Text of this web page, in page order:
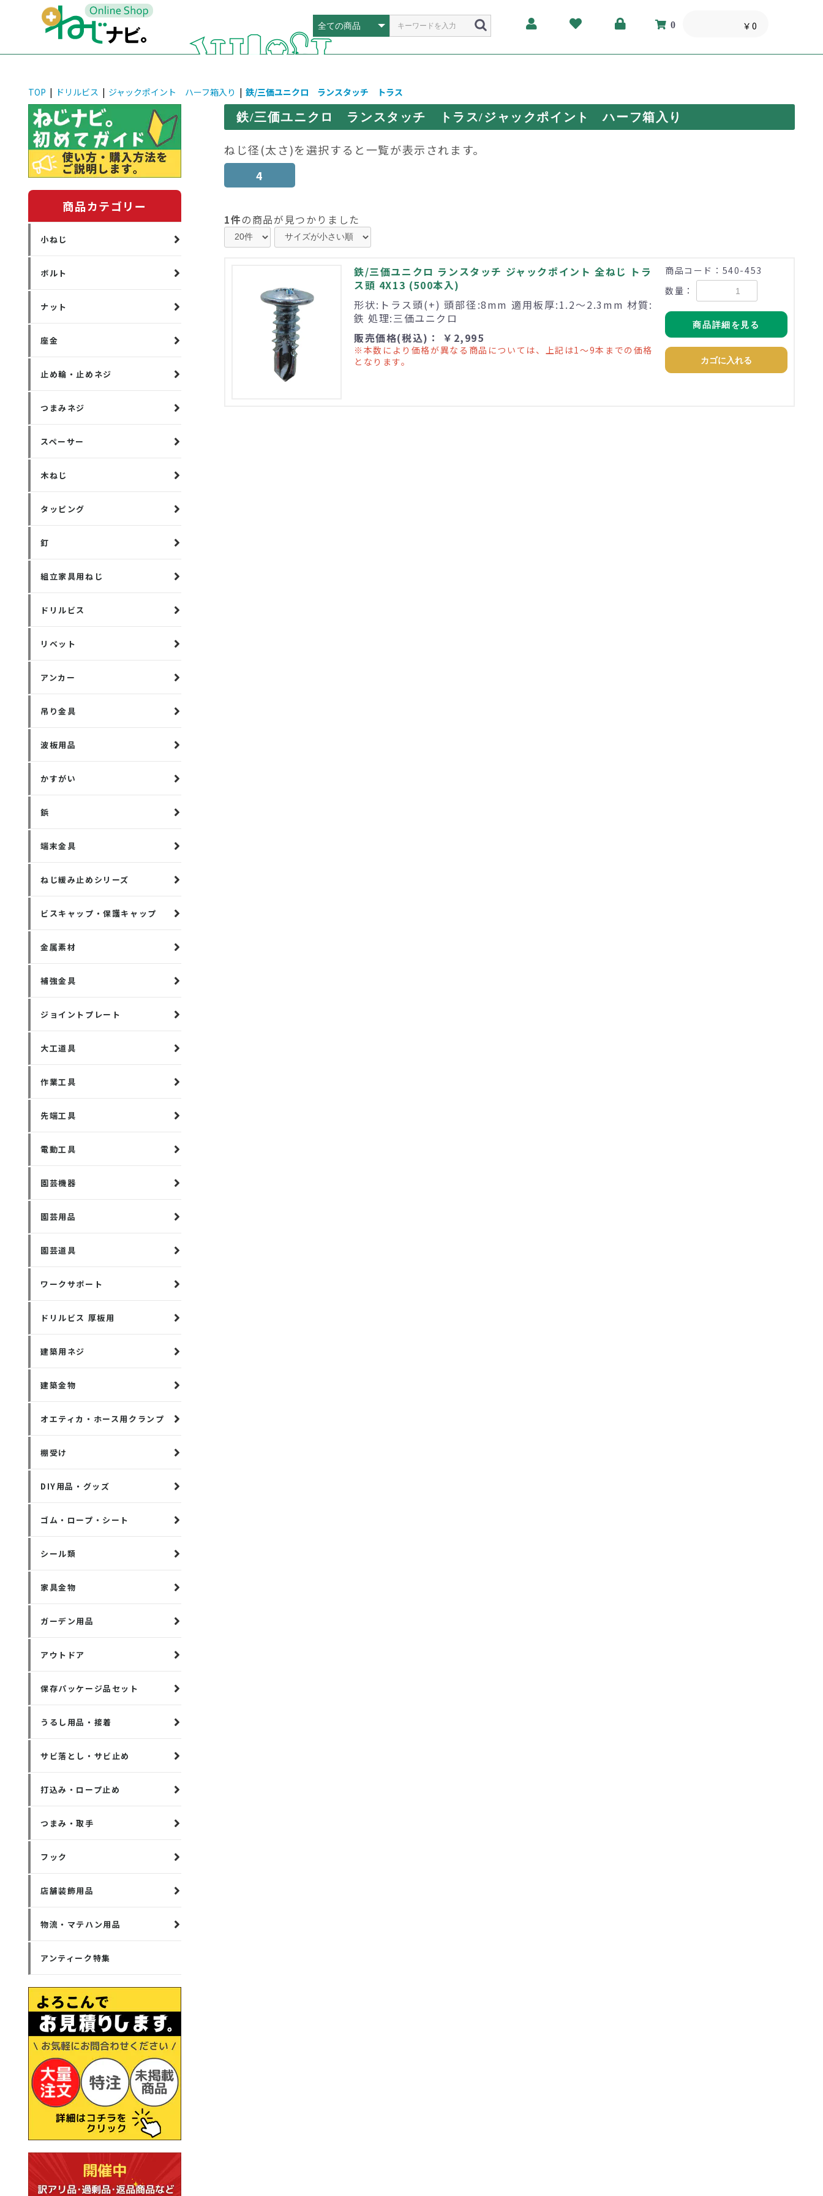
0 ￥0
TOP | ドリルビス | ジャックポイント ハーフ箱入り | 鉄/三価ユニクロ ランスタッチ トラス
商品カテゴリー
小ねじ
ボルト
ナット
座金
止め輪・止めネジ
つまみネジ
スペーサー
木ねじ
タッピング
釘
組立家具用ねじ
ドリルビス
リベット
アンカー
吊り金具
波板用品
かすがい
鋲
端末金具
ねじ緩み止めシリーズ
ビスキャップ・保護キャップ
金属素材
補強金具
ジョイントプレート
大工道具
作業工具
先端工具
電動工具
園芸機器
園芸用品
園芸道具
ワークサポート
ドリルビス 厚板用
建築用ネジ
建築金物
オエティカ・ホース用クランプ
棚受け
DIY用品・グッズ
ゴム・ロープ・シート
シール類
家具金物
ガーデン用品
アウトドア
保存パッケージ品セット
うるし用品・接着
サビ落とし・サビ止め
打込み・ロープ止め
つまみ・取手
フック
店舗装飾用品
物流・マテハン用品
アンティーク特集
鉄/三価ユニクロ ランスタッチ トラス/ジャックポイント ハーフ箱入り
ねじ径(太さ)を選択すると一覧が表示されます。
4
1件の商品が見つかりました
鉄/三価ユニクロ ランスタッチ ジャックポイント 全ねじ トラ
ス頭 4X13 (500本入)
形状:トラス頭(+) 頭部径:8mm 適用板厚:1.2～2.3mm 材質:
鉄 処理:三価ユニクロ
販売価格(税込)： ￥2,995
※本数により価格が異なる商品については、上記は1～9本までの価格
となります。
商品コード：540-453
数量：
商品詳細を見る
カゴに入れる